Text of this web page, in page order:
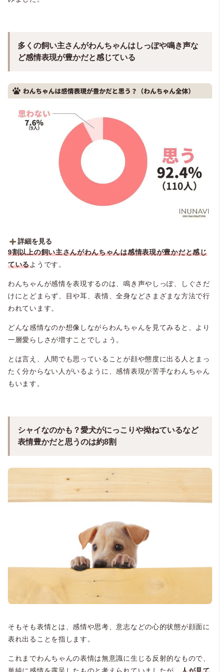
多くの飼い主さんがわんちゃんはしっぽや鳴き声な
ど感情表現が豊かだと感じている
詳細を見る
■わんちゃんは感情表現が豊かだと思う？（わんちゃん全体）
・思う：92.4％（110人）
9割以上の飼い主さんがわんちゃんは感情表現が豊かだと感じ
ているようです。
わんちゃんが感情を表現するのは、鳴き声やしっぽ、しぐさだ
けにとどまらず、目や耳、表情、全身などさまざまな方法で行
われています。
どんな感情なのか想像しながらわんちゃんを見てみると、より
一層愛らしさが増すことでしょう。
とは言え、人間でも思っていることが顔や態度に出る人とまっ
たく分からない人がいるように、感情表現が苦手なわんちゃん
もいます。
シャイなのかも？愛犬がにっこりや拗ねているなど
表情豊かだと思うのは約8割
そもそも表情とは、感情や思考、意志などの心的状態が顔面に
表れ出ることを指します。
これまでわんちゃんの表情は無意識に生じる反射的なもので、